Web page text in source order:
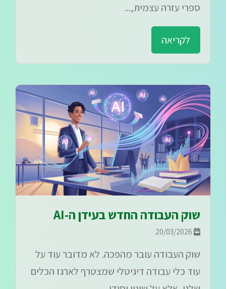
ספרי עזרה עצמית,...
לקריאה
שוק העבודה החדש בעידן ה-AI
שוק העבודה עובר מהפכה. לא מדובר עוד על
עוד כלי עבודה דיגיטלי שמצטרף לארגז הכלים